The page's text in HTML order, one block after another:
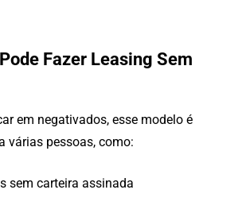
Pode Fazer LeasingSem
em negativados, esse modelo é
várias pessoas, como:
sem carteira assinada